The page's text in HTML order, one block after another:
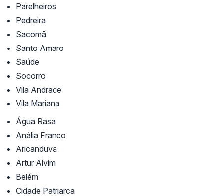
Parelheiros
Pedreira
Sacomã
Santo Amaro
Saúde
Socorro
Vila Andrade
Vila Mariana
Água Rasa
Anália Franco
Aricanduva
Artur Alvim
Belém
Cidade Patriarca